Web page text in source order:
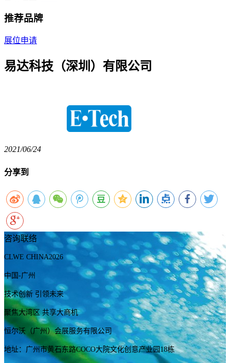
推荐品牌
展位申请
易达科技（深圳）有限公司
2021/06/24
分享到
咨询联络
CLWE CHINA2026
中国-广州
技术创新 引领未来
聚焦大湾区 共享大商机
恒尔沃（广州）会展服务有限公司
地址：广州市黄石东路COCO大院文化创意产业园18栋